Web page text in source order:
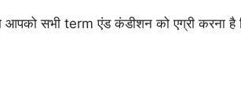
सभी term एंड कंडीशन को एग्री करना